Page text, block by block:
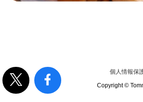
個人情報保
Copyright ©